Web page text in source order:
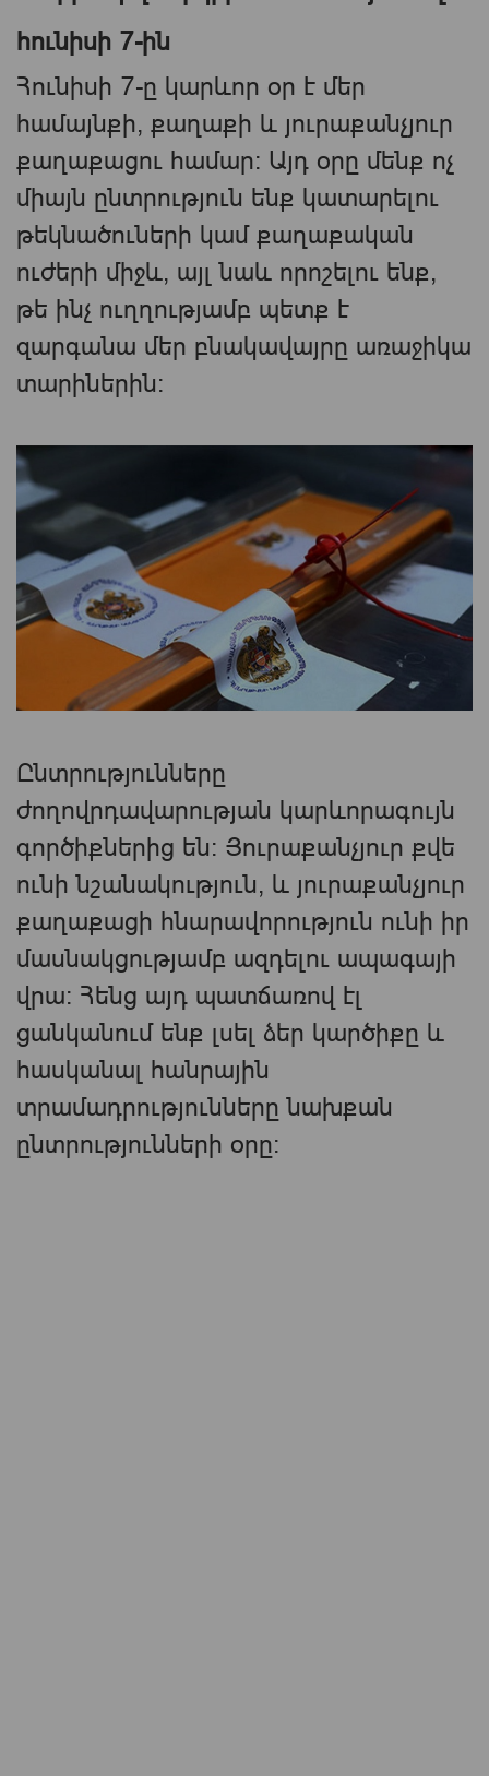
հունիսի 7-ին
Հունիսի 7-ը կարևոր օր է մեր
համայնքի, քաղաքի և յուրաքանչյուր
քաղաքացու համար։ Այդ օրը մենք ոչ
միայն ընտրություն ենք կատարելու
թեկնածուների կամ քաղաքական
ուժերի միջև, այլ նաև որոշելու ենք,
թե ինչ ուղղությամբ պետք է
զարգանա մեր բնակավայրը առաջիկա
տարիներին։
Ընտրությունները
ժողովրդավարության կարևորագույն
գործիքներից են։ Յուրաքանչյուր քվե
ունի նշանակություն, և յուրաքանչյուր
քաղաքացի հնարավորություն ունի իր
մասնակցությամբ ազդելու ապագայի
վրա։ Հենց այդ պատճառով էլ
ցանկանում ենք լսել ձեր կարծիքը և
հասկանալ հանրային
տրամադրությունները նախքան
ընտրությունների օրը։